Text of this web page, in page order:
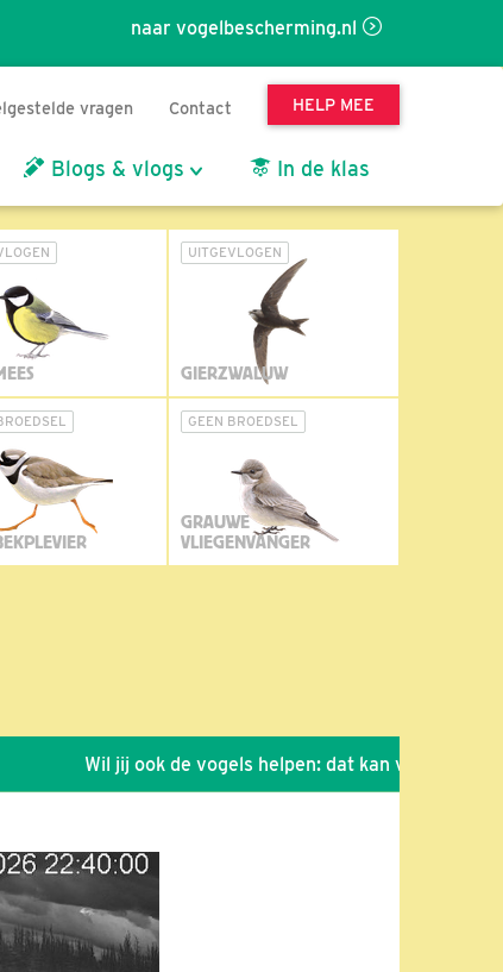
naar vogelbescherming.nl
vragen Contact HELP MEE
Blogs & vlogs In de klas
UITGEVLOGEN
GIERZWALUW
GEEN BROEDSEL
GRAUWE
VLIEGENVANGER
Wil jij ook de vogels helpen: dat kan via de link!